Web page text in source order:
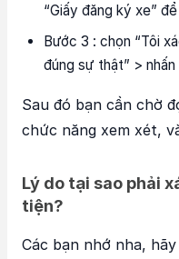
“Giấy đăng ký xe”
Bước 3 : chọn “Tôi
đúng sự thật” >
Sau đó bạn cần chờ
chức năng xem xét,
Lý do tại sao phải
tiện?
Các bạn nhớ nha,